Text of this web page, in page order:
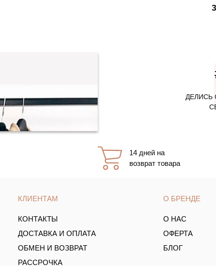
ДЕЛИСЬ
14 дней на
возврат товара
КЛИЕНТАМ
КОНТАКТЫ
ДОСТАВКА И ОПЛАТА
ОБМЕН И ВОЗВРАТ
РАССРОЧКА
О БРЕНДЕ
О НАС
ОФЕРТА
БЛОГ